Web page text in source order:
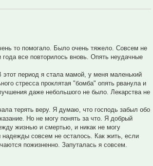
то помогало. Было очень тяжело. Совсем не
все повторилось вновь. Опять неудачные
период я стала мамой, у меня маленький
стресса проклятая "бомба" опять рванула и
даже небольшого не было. Лекарства не
терять веру. Я думаю, что господь забыл обо
Но не могу понять за что. Я добрый
жизнью и смертью, и никак не могу
совсем не осталось. Как жить, если
пожизненно. Запуталась я совсем.